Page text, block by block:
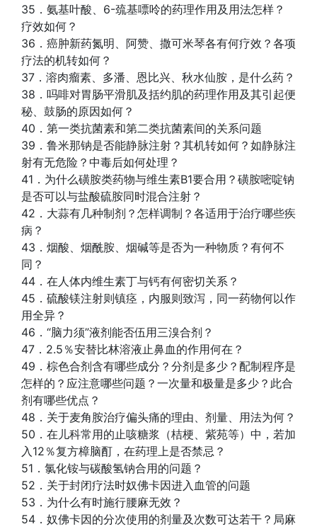
35．氨基叶酸、6-巯基嘌呤的药理作用及用法怎样？
疗效如何？
36．癌肿新药氮明、阿赞、撒可米琴各有何疗效？各项
疗法的机转如何？
37．溶肉瘤素、多潘、恩比兴、秋水仙胺，是什么药？
38．吗啡对胃肠平滑肌及括约肌的药理作用及其引起便
秘、鼓肠的原因如何？
40．第一类抗菌素和第二类抗菌素间的关系问题
39．鲁米那钠是否能静脉注射？其机转如何？如静脉注
射有无危险？中毒后如何处理？
41．为什么磺胺类药物与维生素B1要合用？磺胺嘧啶钠
是否可以与盐酸硫胺同时混合注射？
42．大蒜有几种制剂？怎样调制？各适用于治疗哪些疾
病？
43．烟酸、烟酰胺、烟碱等是否为一种物质？有何不
同？
44．在人体内维生素丁与钙有何密切关系？
45．硫酸镁注射则镇痉，内服则致泻，同一药物何以作
用全异？
46．“脑力须”液剂能否伍用三溴合剂？
47．2.5％安替比林溶液止鼻血的作用何在？
49．棕色合剂含有哪些成分？分剂是多少？配制程序是
怎样的？应注意哪些问题？一次量和极量是多少？此合
剂有哪些优点？
48．关于麦角胺治疗偏头痛的理由、剂量、用法为何？
50．在儿科常用的止咳糖浆（桔梗、紫苑等）中，若加
入12％复方樟脑酊，在药理上是否禁忌？
51．氯化铵与碳酸氢钠合用的问题？
52．关于封闭疗法时奴佛卡因进入血管的问题
53．为什么有时施行腰麻无效？
54．奴佛卡因的分次使用的剂量及次数可达若干？局麻